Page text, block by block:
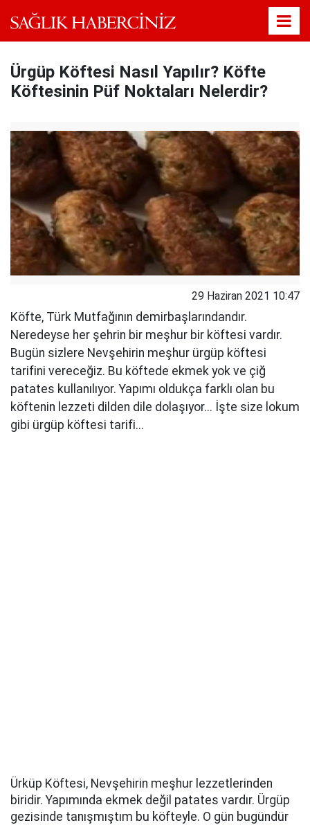
Ürgüp Köftesi Nasıl Yapılır? Köfte
Köftesinin Püf Noktaları Nelerdir?
29 Haziran 2021 10:47
Köfte, Türk Mutfağının demirbaşlarındandır.
Neredeyse her şehrin bir meşhur bir köftesi vardır.
Bugün sizlere Nevşehirin meşhur ürgüp köftesi
tarifini vereceğiz. Bu köftede ekmek yok ve çiğ
patates kullanılıyor. Yapımı oldukça farklı olan bu
köftenin lezzeti dilden dile dolaşıyor... İşte size lokum
gibi ürgüp köftesi tarifi...
Ürküp Köftesi, Nevşehirin meşhur lezzetlerinden
biridir. Yapımında ekmek değil patates vardır. Ürgüp
gezisinde tanışmıştım bu köfteyle. O gün bugündür